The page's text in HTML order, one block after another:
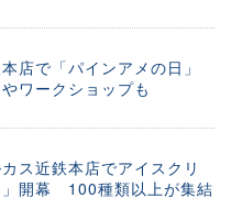
店で「パインアメの日」
ワークショップも
ス近鉄本店でアイスクリ
」開幕 100種類以上が集結